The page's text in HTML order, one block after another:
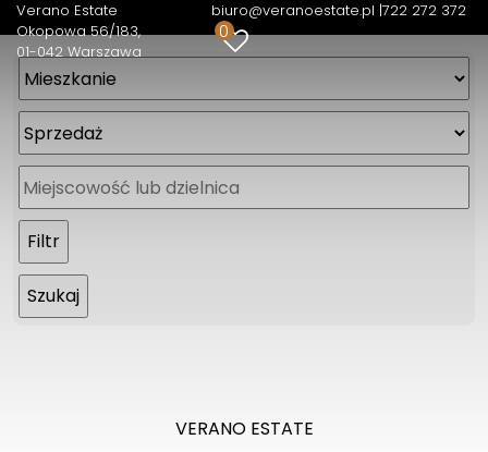
Verano Estate
Okopowa 56/183
01-042 Warszawa
biuro@veranoestate.pl |722 272 372
0
VERANO ESTATE